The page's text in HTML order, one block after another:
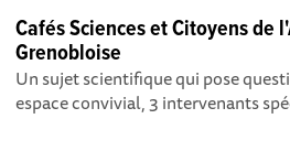
Cafés Sciences et Citoyens de
Grenobloise
Un sujet scientifique qui pose
espace convivial, 3 intervenants